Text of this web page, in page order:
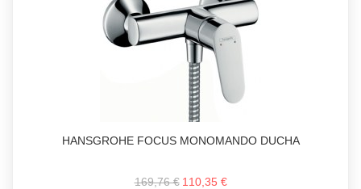
HANSGROHE FOCUS MONOMANDO DUCHA
169,76 € 110,35 €